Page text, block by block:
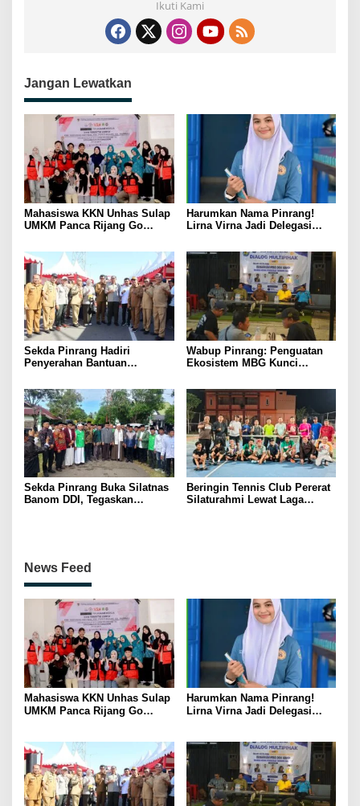
Ikuti Kami
Jangan Lewatkan
Mahasiswa KKN Unhas Sulap
UMKM Panca Rijang Go
Antusias Ikuti Pelatihan
Harumkan Nama Pinrang!
Lirna Virna Jadi Delegasi
Indonesia 2026
Sekda Pinrang Hadiri
Penyerahan Bantuan
Dukung Swasembada Pangan
Wabup Pinrang: Penguatan
Ekosistem MBG Kunci
Kerakyatan
Sekda Pinrang Buka Silatnas
Banom DDI, Tegaskan
Beringin Tennis Club Pererat
Silaturahmi Lewat Laga
News Feed
Mahasiswa KKN Unhas Sulap
UMKM Panca Rijang Go
Harumkan Nama Pinrang!
Lirna Virna Jadi Delegasi